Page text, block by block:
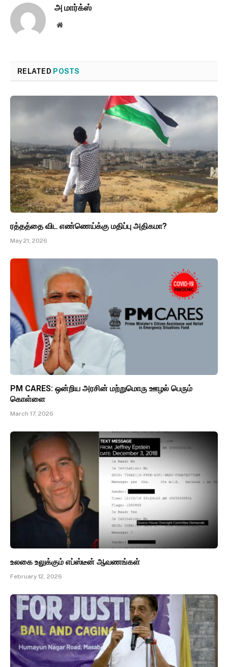
அ மார்க்ஸ்
Website
RELATED POSTS
ரத்தத்தை விட எண்ணெய்க்கு மதிப்பு அதிகமா?
May 21, 2026
PM CARES: ஒன்றிய அரசின் மற்றுமொரு ஊழல் பெரும்
கொள்ளை
March 17, 2026
உலகை உலுக்கும் எப்ஸ்டீன் ஆவணங்கள்
February 12, 2026